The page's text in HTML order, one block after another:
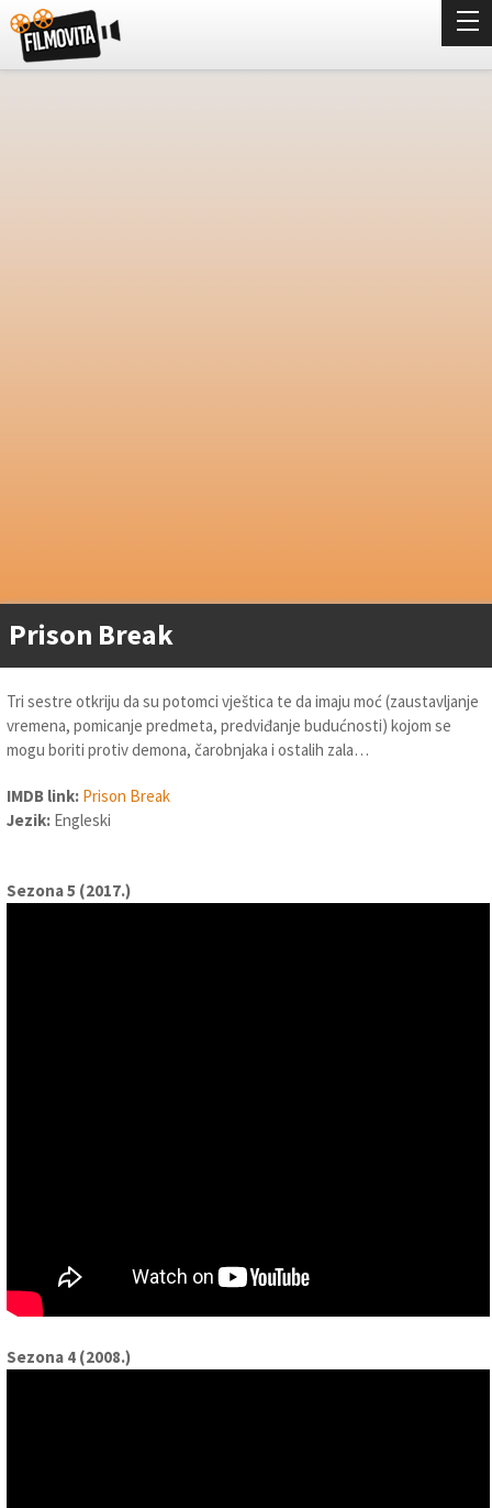
Prison Break
Tri sestre otkriju da su potomci vještica te da imaju moć (zaustavljanje
vremena, pomicanje predmeta, predviđanje budućnosti) kojom se
mogu boriti protiv demona, čarobnjaka i ostalih zala…
IMDB link: Prison Break
Jezik: Engleski
Sezona 5 (2017.)
Sezona 4 (2008.)